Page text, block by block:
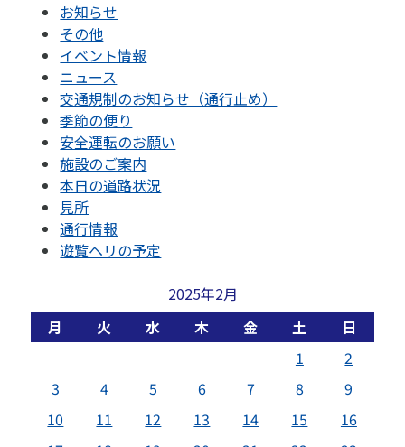
お知らせ
その他
イベント情報
ニュース
交通規制のお知らせ（通行止め）
季節の便り
安全運転のお願い
施設のご案内
本日の道路状況
見所
通行情報
遊覧ヘリの予定
2025年2月
月
火 水 木 金 土
日
1
2
3
4 5 6 7 8
9
10
11 12 13 14 15
16